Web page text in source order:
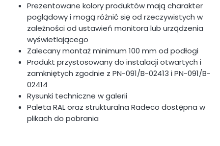
Prezentowane kolory produktów mają charakter
poglądowy i mogą różnić się od rzeczywistych w
zależności od ustawień monitora lub urządzenia
wyświetlającego
Zalecany montaż minimum 100 mm od podłogi
Produkt przystosowany do instalacji otwartych i
zamkniętych zgodnie z PN-091/B-02413 i PN-091/B-
02414
Rysunki techniczne w galerii
Paleta RAL oraz strukturalna Radeco dostępna w
plikach do pobrania